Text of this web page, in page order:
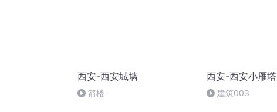
西安-西安城墙
箭楼
西安-西安小雁塔
建筑003